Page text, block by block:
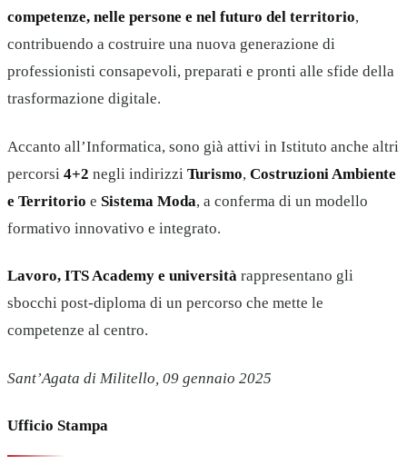
competenze, nelle persone e nel futuro del territorio,
contribuendo a costruire una nuova generazione di
professionisti consapevoli, preparati e pronti alle sfide della
trasformazione digitale.
Accanto all’Informatica, sono già attivi in Istituto anche altri
percorsi 4+2 negli indirizzi Turismo, Costruzioni Ambiente
e Territorio e Sistema Moda, a conferma di un modello
formativo innovativo e integrato.
Lavoro, ITS Academy e università rappresentano gli
sbocchi post-diploma di un percorso che mette le
competenze al centro.
Sant’Agata di Militello, 09 gennaio 2025
Ufficio Stampa